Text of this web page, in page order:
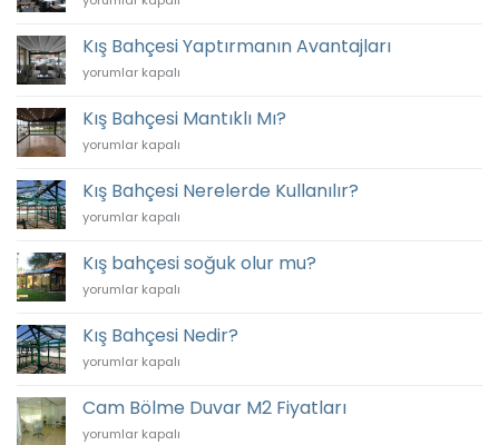
Bahçesi
için
Kış Bahçesi Yaptırmanın Avantajları
Kış
Yaptırmanın
Avantajları
için
yorumlar kapalı
Kış Bahçesi Mantıklı Mı?
Kış
Mantıklı
Mı?
için
yorumlar kapalı
Kış Bahçesi Nerelerde Kullanılır?
Kış
Nerelerde
Kullanılır?
için
yorumlar kapalı
Kış bahçesi soğuk olur mu?
Kış
soğuk
olur
mu?
yorumlar kapalı
Kış Bahçesi Nedir?
Kış
Nedir?
için
yorumlar kapalı
Cam Bölme Duvar M2 Fiyatları
Cam
yorumlar kapalı